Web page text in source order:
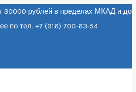
30000 рублей в пределах МКАД и до
по тел. +7 (916) 700-63-54